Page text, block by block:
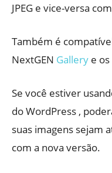
JPEG e vice-versa
Também é
NextGEN Gallery e
Se você estiver
do WordPress ,
suas imagens sejam
com a nova versão.